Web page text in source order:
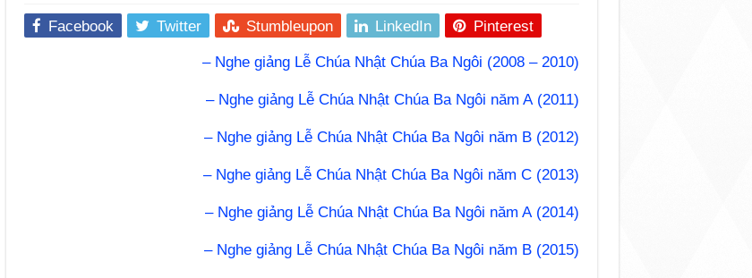
Facebook Twitter Stumbleupon LinkedIn Pinterest
– Nghe giảng Lễ Chúa Nhật Chúa Ba Ngôi (2008 – 2010)
– Nghe giảng Lễ Chúa Nhật Chúa Ba Ngôi năm A (2011)
– Nghe giảng Lễ Chúa Nhật Chúa Ba Ngôi năm B (2012)
– Nghe giảng Lễ Chúa Nhật Chúa Ba Ngôi năm C (2013)
– Nghe giảng Lễ Chúa Nhật Chúa Ba Ngôi năm A (2014)
– Nghe giảng Lễ Chúa Nhật Chúa Ba Ngôi năm B (2015)